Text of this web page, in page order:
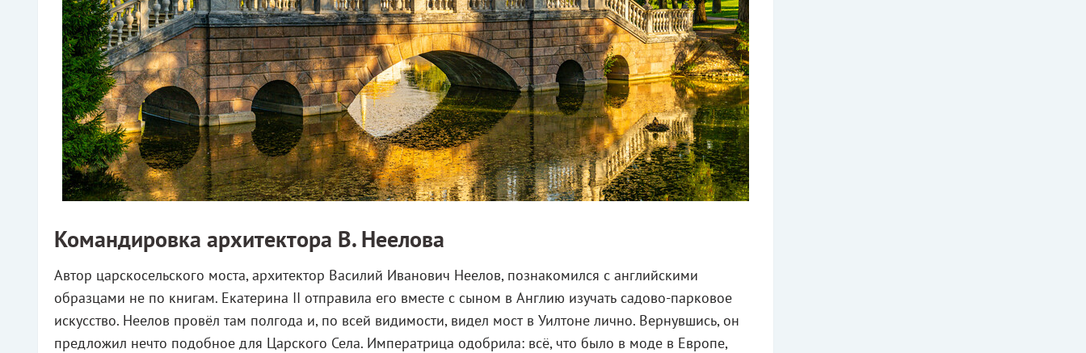
Командировка архитектора В. Неелова
Автор царскосельского моста, архитектор Василий Иванович Неелов, познакомился с английскими
образцами не по книгам. Екатерина II отправила его вместе с сыном в Англию изучать садово-парковое
искусство. Неелов провёл там полгода и, по всей видимости, видел мост в Уилтоне лично. Вернувшись, он
предложил нечто подобное для Царского Села. Императрица одобрила: всё, что было в моде в Европе,